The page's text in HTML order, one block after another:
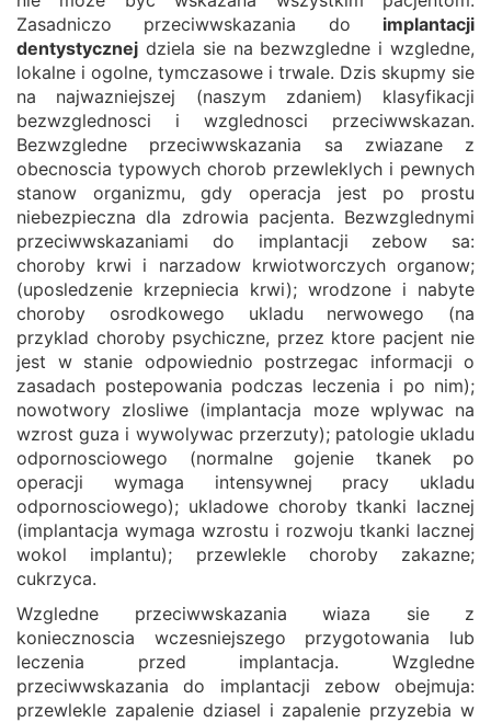
Zasadniczo przeciwwskazania do implantacji
dentystycznej dziela sie na bezwzgledne i wzgledne,
lokalne i ogolne, tymczasowe i trwale. Dzis skupmy sie
na najwazniejszej (naszym zdaniem) klasyfikacji
bezwzglednosci i wzglednosci przeciwwskazan.
Bezwzgledne przeciwwskazania sa zwiazane z
obecnoscia typowych chorob przewleklych i pewnych
stanow organizmu, gdy operacja jest po prostu
niebezpieczna dla zdrowia pacjenta. Bezwzglednymi
przeciwwskazaniami do implantacji zebow sa:
choroby krwi i narzadow krwiotworczych organow;
(uposledzenie krzepniecia krwi); wrodzone i nabyte
choroby osrodkowego ukladu nerwowego (na
przyklad choroby psychiczne, przez ktore pacjent nie
jest w stanie odpowiednio postrzegac informacji o
zasadach postepowania podczas leczenia i po nim);
nowotwory zlosliwe (implantacja moze wplywac na
wzrost guza i wywolywac przerzuty); patologie ukladu
odpornosciowego (normalne gojenie tkanek po
operacji wymaga intensywnej pracy ukladu
odpornosciowego); ukladowe choroby tkanki lacznej
(implantacja wymaga wzrostu i rozwoju tkanki lacznej
wokol implantu); przewlekle choroby zakazne;
cukrzyca.
Wzgledne przeciwwskazania wiaza sie z
koniecznoscia wczesniejszego przygotowania lub
leczenia przed implantacja. Wzgledne
przeciwwskazania do implantacji zebow obejmuja:
przewlekle zapalenie dziasel i zapalenie przyzebia w